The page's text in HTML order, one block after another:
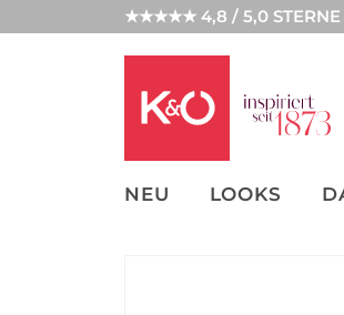
★★★★★ 4,8 / 5,0 STERNE
NEU LOOKS
NEW IN
WEDDING